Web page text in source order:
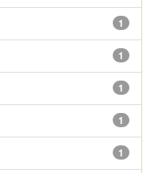
1
1
1
1
1